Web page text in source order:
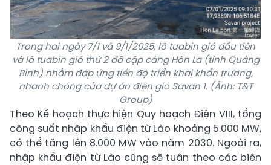
Trong hai ngày 7/1 và 9/1/2025, lô tuabin gió đầu tiên
và lô tuabin gió thứ 2 đã cập cảng Hòn La (tỉnh Quảng
Bình) nhằm đáp ứng tiến độ triển khai khẩn trương,
nhanh chóng của dự án điện gió Savan 1. (Ảnh: T&T
Group)
Theo Kế hoạch thực hiện Quy hoạch Điện VIII, tổng
công suất nhập khẩu điện từ Lào khoảng 5.000 MW,
có thể tăng lên 8.000 MW vào năm 2030. Ngoài ra,
nhập khẩu điện từ Lào cũng sẽ tuân theo các biên